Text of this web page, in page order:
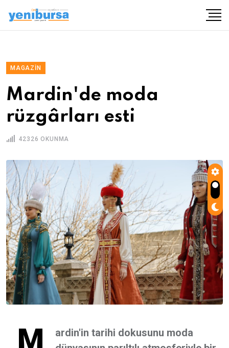
MAGAZIN
Mardin'de moda
rüzgârları esti
42326 OKUNMA
M
ardin'in tarihi dokusunu moda